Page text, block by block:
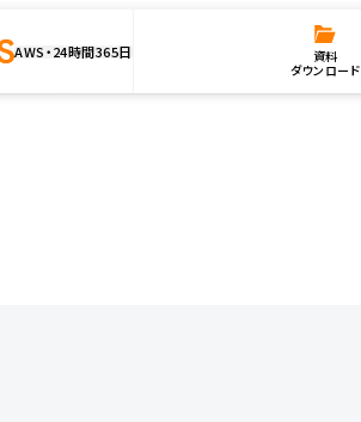
AWS・24時間365日
資料
ダウンロード